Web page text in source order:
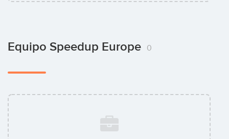
Equipo Speedup Europe 0